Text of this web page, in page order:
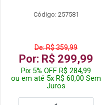
Código: 257581
De: R$ 359,99
Por: R$ 299,99
Pix 5% OFF R$ 284,99
ou em até 5x R$ 60,00 Sem
Juros